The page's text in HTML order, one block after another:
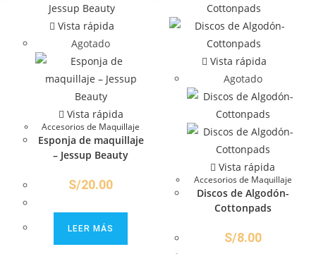
Vista rápida
Agotado
Vista rápida
Accesorios de Maquillaje
Esponja de maquillaje
– Jessup Beauty
S/20.00
LEER MÁS
Vista rápida
Agotado
Vista rápida
Accesorios de Maquillaje
Discos de Algodón-
Cottonpads
S/8.00